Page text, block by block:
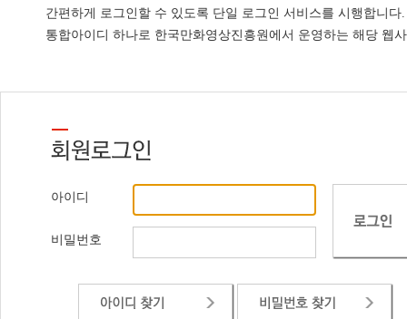
간편하게 로그인할 수 있도록 단일 로그인 서비스를 시행합니다.
통합아이디 하나로 한국만화영상진흥원에서 운영하는 해당 웹
아이디
비밀번호